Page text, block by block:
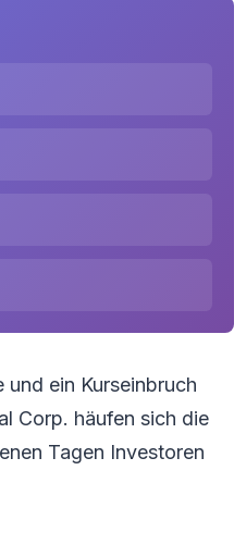
ein Kurseinbruch
Corp. häufen sich die
Tagen Investoren